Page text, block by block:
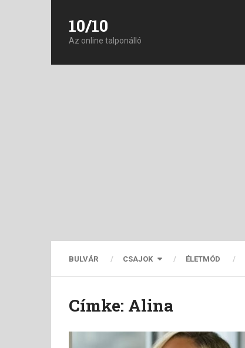
10/10
Az online talponálló
BULVÁR CSAJOK ÉLETMÓD
Címke: Alina